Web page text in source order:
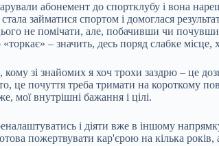
абонемент до спортклубу і вона
займатися спортом і домоглася
не помічати, але, побачивши чи почувши
– значить, десь поряд слабке місце,
зі знайомих я хоч трохи заздрю – це
це почуття треба тримати на короткому
мої внутрішні бажання і цілі.
і діяти вже в іншому
пожертвувати кар'єрою на кілька